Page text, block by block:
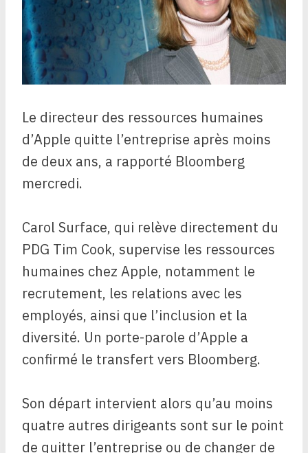
Le directeur des ressources humaines
d’Apple quitte l’entreprise après moins
de deux ans, a rapporté Bloomberg
mercredi.
Carol Surface, qui relève directement du
PDG Tim Cook, supervise les ressources
humaines chez Apple, notamment le
recrutement, les relations avec les
employés, ainsi que l’inclusion et la
diversité. Un porte-parole d’Apple a
confirmé le transfert vers Bloomberg.
Son départ intervient alors qu’au moins
quatre autres dirigeants sont sur le point
de quitter l’entreprise ou de changer de